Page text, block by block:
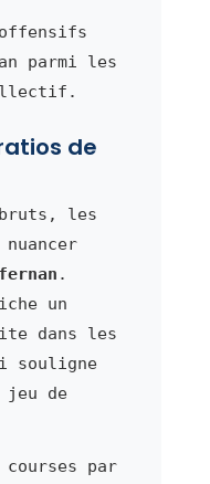
parmi les
de
bruts, les
.
un
dans les
souligne
de
courses par